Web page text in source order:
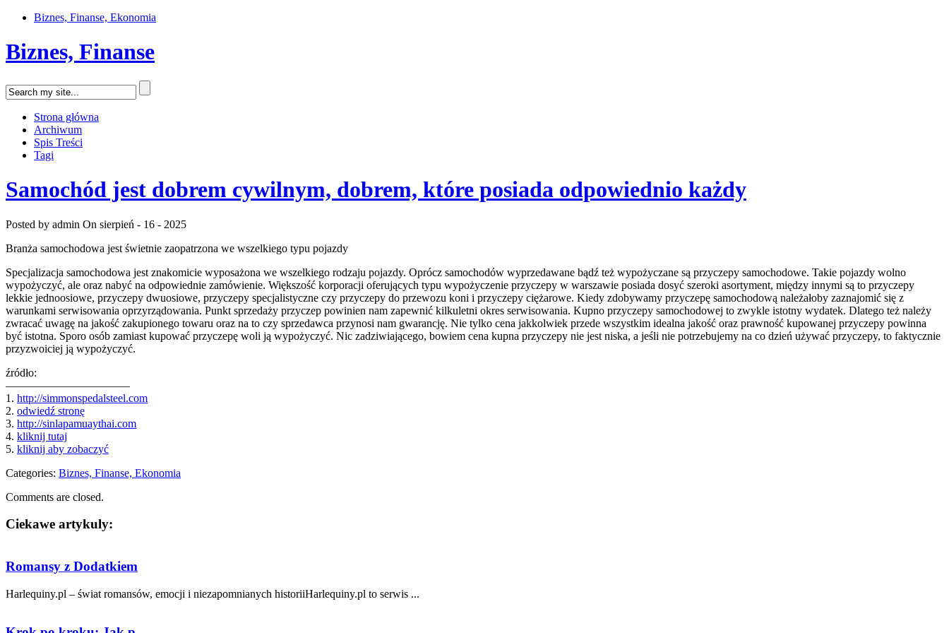
Biznes, Finanse, Ekonomia
Biznes, Finanse
Strona główna
Archiwum
Spis Treści
Tagi
Samochód jest dobrem cywilnym, dobrem, które posiada odpowiednio każdy
Posted by admin On sierpień - 16 - 2025
Branża samochodowa jest świetnie zaopatrzona we wszelkiego typu pojazdy
Specjalizacja samochodowa jest znakomicie wyposażona we wszelkiego rodzaju pojazdy. Oprócz samochodów wyprzedawane bądź też wypożyczane są przyczepy samochodowe. Takie pojazdy wolno
wypożyczyć, ale oraz nabyć na odpowiednie zamówienie. Większość korporacji oferujących typu wypożyczenie przyczepy w warszawie posiada dosyć szeroki asortyment, między innymi są to przyczepy
lekkie jednoosiowe, przyczepy dwuosiowe, przyczepy specjalistyczne czy przyczepy do przewozu koni i przyczepy ciężarowe. Kiedy zdobywamy przyczepę samochodową należałoby zaznajomić się z
warunkami serwisowania oprzyrządowania. Punkt sprzedaży przyczep powinien nam zapewnić kilkuletni okres serwisowania. Kupno przyczepy samochodowej to zwykle istotny wydatek. Dlatego też należy
zwracać uwagę na jakość zakupionego towaru oraz na to czy sprzedawca przynosi nam gwarancję. Nie tylko cena jakkolwiek przede wszystkim idealna jakość oraz prawność kupowanej przyczepy powinna
być istotna. Sporo osób zamiast kupować przyczepę woli ją wypożyczyć. Nic zadziwiającego, bowiem cena kupna przyczepy nie jest niska, a jeśli nie potrzebujemy na co dzień używać przyczepy, to faktycznie
przyzwoiciej ją wypożyczyć.
źródło:
———————————
1. http://simmonspedalsteel.com
2. odwiedź stronę
3. http://sinlapamuaythai.com
4. kliknij tutaj
5. kliknij aby zobaczyć
Categories: Biznes, Finanse, Ekonomia
Comments are closed.
Ciekawe artykuly:
Romansy z Dodatkiem
Harlequiny.pl – świat romansów, emocji i niezapomnianych historiiHarlequiny.pl to serwis ...